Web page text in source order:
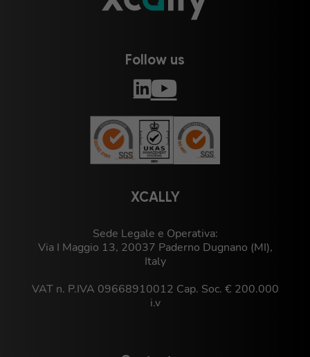
XCALLY
Sede Legale e Operativa:
Via I Maggio 13, 20037 Paderno Dugnano (MI),
Italy
VAT n. P.IVA 09668910012 Cap. Soc. € 200.000
i.v
Follow us